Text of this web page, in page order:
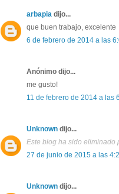
arbapia dijo...
que buen trabajo, excelente
6 de febrero de 2014 a las
Anónimo dijo...
me gusto!
11 de febrero de 2014 a las
Unknown dijo...
Este blog ha sido eliminado
27 de junio de 2015 a las
Unknown dijo...